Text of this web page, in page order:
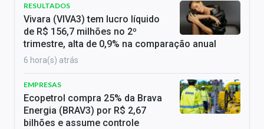
RESULTADOS
Vivara (VIVA3) tem lucro líquido
de R$ 156,7 milhões no 2º
trimestre, alta de 0,9% na comparação anual
6 hora(s) atrás
EMPRESAS
Ecopetrol compra 25% da Brava
Energia (BRAV3) por R$ 2,67
bilhões e assume controle